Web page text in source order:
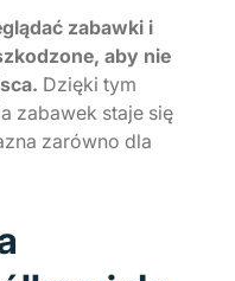
zabawki i
aby nie
Dzięki tym
zabawek staje się
zarówno dla